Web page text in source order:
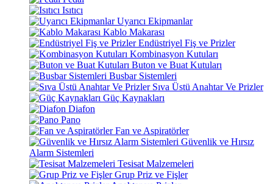
Isıtıcı
Uyarıcı Ekipmanlar
Kablo Makarası
Endüstriyel Fiş ve Prizler
Kombinasyon Kutuları
Buton ve Buat Kutuları
Busbar Sistemleri
Sıva Üstü Anahtar Ve Prizler
Güç Kaynakları
Diafon
Pano
Fan ve Aspiratörler
Güvenlik ve Hırsız
Alarm Sistemleri
Tesisat Malzemeleri
Grup Priz ve Fişler